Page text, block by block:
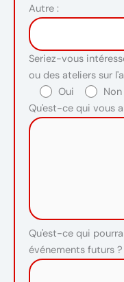
Autre :
Seriez-vous
ou des ateliers sur
Oui
Non
Qu'est-ce qui vous
Qu'est-ce qui
événements futurs ?